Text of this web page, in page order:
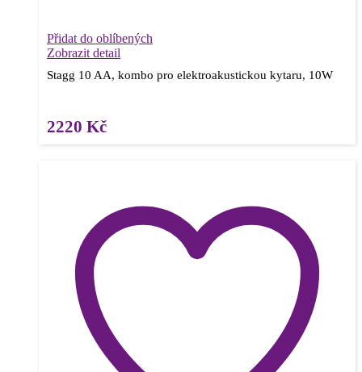
Přidat do oblíbených
Zobrazit detail
Stagg 10 AA, kombo pro elektroakustickou kytaru, 10W
2220 Kč